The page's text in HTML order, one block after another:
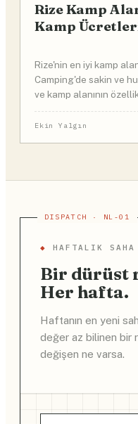
Rize Kamp
Kamp
Rize'nin en iyi kamp
Camping'de sakin ve
ve kamp alanının
Ekin Yalgın
◆ HAFTALIK SAHA
Bir dürüst
Her hafta.
Haftanın en yeni
değer az bilinen bir
değişen ne varsa.